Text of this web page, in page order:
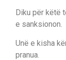
Diku për këtë
e sanksionon.
Unë e kisha
pranua.